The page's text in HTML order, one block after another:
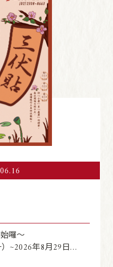
囉～
~2026年8月29日